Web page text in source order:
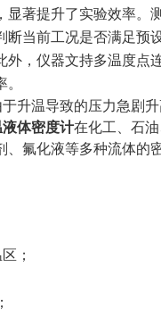
著提升了实验效率。
当前工况是否满足预
，仪器文持多温度点
升温导致的压力急剧
体密度计在化工、石
氟化液等多种流体的
；
；